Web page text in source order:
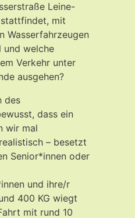
Leine-
mit
Wasserfahrzeugen
welche
Verkehr unter
ausgehen?
des
dass ein
wir mal
– besetzt
Senior*innen oder
und ihre/r
400 KG wiegt
mit rund 10